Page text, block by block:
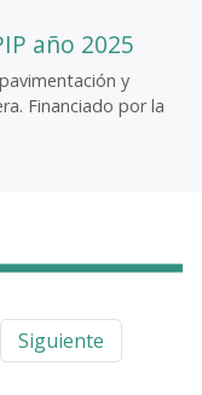
año 2025
y
Financiado por la
Siguiente